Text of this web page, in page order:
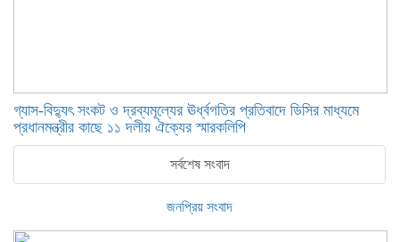
গ্যাস-বিদ্যুৎ সংকট ও দ্রব্যমূল্যের ঊর্ধ্বগতির প্রতিবাদে ডিসির মাধ্যমে
প্রধানমন্ত্রীর কাছে ১১ দলীয় ঐক্যের স্মারকলিপি
সর্বশেষ সংবাদ
জনপ্রিয় সংবাদ